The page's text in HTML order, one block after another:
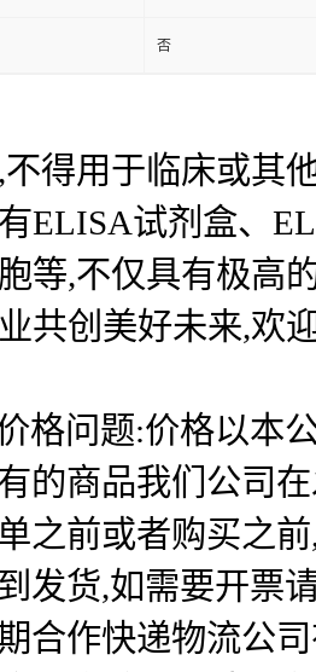
否
得用于临床或其
ELISA试剂盒、
等,不仅具有极高
共创美好未来,欢
格问题:价格以本
的商品我们公司
之前或者购买之
发货,如需要开票
合作快递物流公